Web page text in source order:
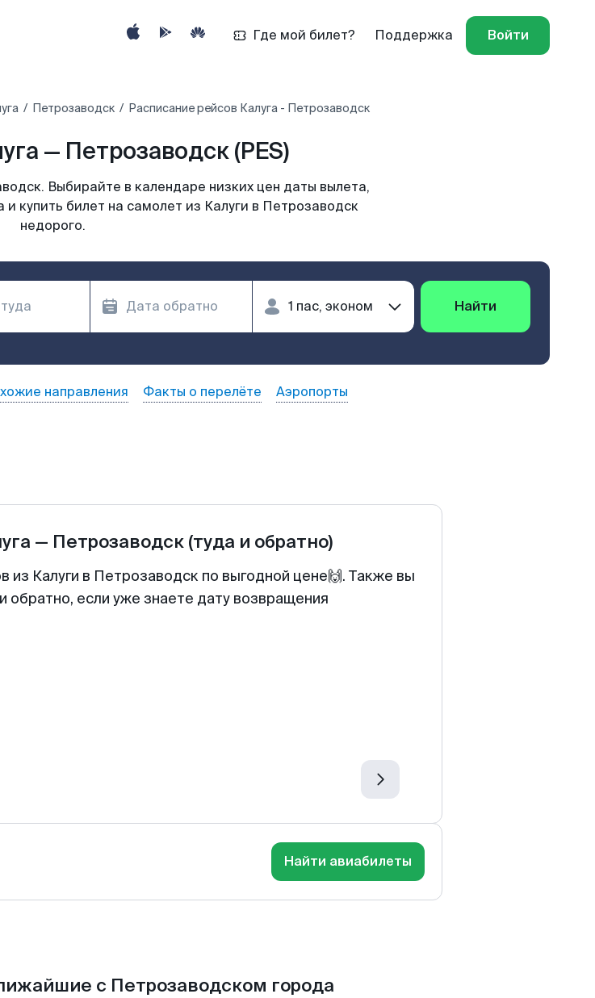
Где мой билет? Поддержка Войти
Петрозаводск Расписание рейсов Калуга - Петрозаводск
— Петрозаводск (PES)
Выбирайте в календаре низких цен даты вылета,
купить билет на самолет из Калуги в Петрозаводск
недорого.
Найти
направления Факты о перелёте Аэропорты
— Петрозаводск (туда и обратно)
Калуги в Петрозаводск по выгодной цене🙌. Также вы
если уже знаете дату возвращения
Найти авиабилеты
с Петрозаводском города